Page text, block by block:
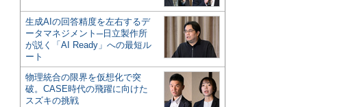
生成AIの回答精度を左右するデ
ータマネジメント─日立製作所
が説く「AI Ready」への最短ル
ート
物理統合の限界を仮想化で突
破。CASE時代の飛躍に向けた
スズキの挑戦